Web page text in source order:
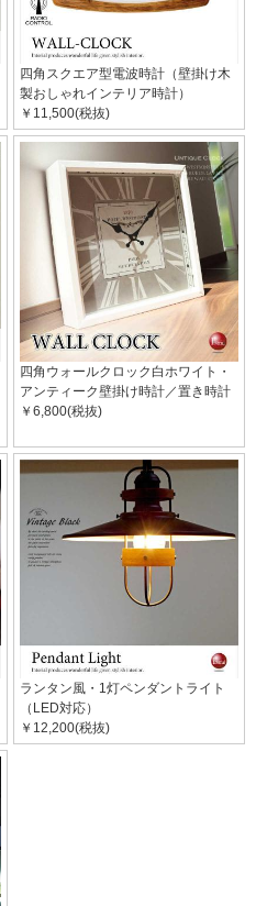
四角スクエア型電波時計（壁掛け木
製おしゃれインテリア時計）
￥11,500(税抜)
四角ウォールクロック白ホワイト・
アンティーク壁掛け時計／置き時計
￥6,800(税抜)
ランタン風・1灯ペンダントライト
（LED対応）
￥12,200(税抜)